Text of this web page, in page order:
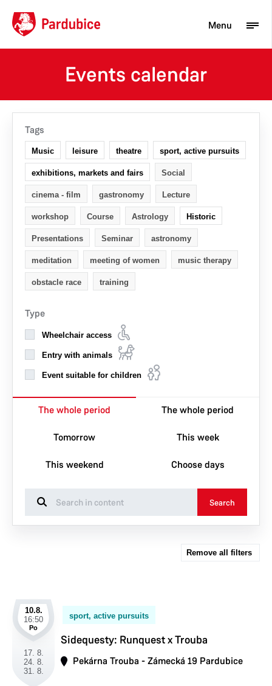
Newcomer
City
Business
Events calendar
Tags
Music leisure theatre sport, active pursuits
exhibitions, markets and fairs Social
cinema - film gastronomy Lecture
workshop Course Astrology Historic
Presentations Seminar astronomy
meditation meeting of women music therapy
obstacle race training
Type
Wheelchair access
Entry with animals
Event suitable for children
The whole period The whole period
Tomorrow This week
This weekend Choose days
Search
Remove all filters
10.8.
16:50
Po
17. 8.
24. 8.
31. 8.
sport, active pursuits
Sidequesty: Runquest x Trouba
Pekárna Trouba - Zámecká 19 Pardubice
Menu